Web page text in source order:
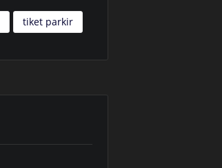
tiket parkir